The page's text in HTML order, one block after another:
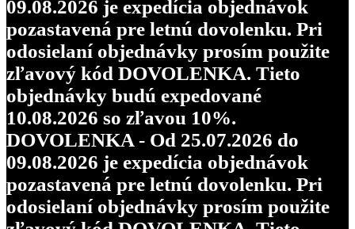
09.08.2026 je expedícia objednávok
pozastavená pre letnú dovolenku. Pri
odosielaní objednávky prosím použite
zľavový kód DOVOLENKA. Tieto
objednávky budú expedované
10.08.2026 so zľavou 10%.
DOVOLENKA - Od 25.07.2026 do
09.08.2026 je expedícia objednávok
pozastavená pre letnú dovolenku. Pri
odosielaní objednávky prosím použite